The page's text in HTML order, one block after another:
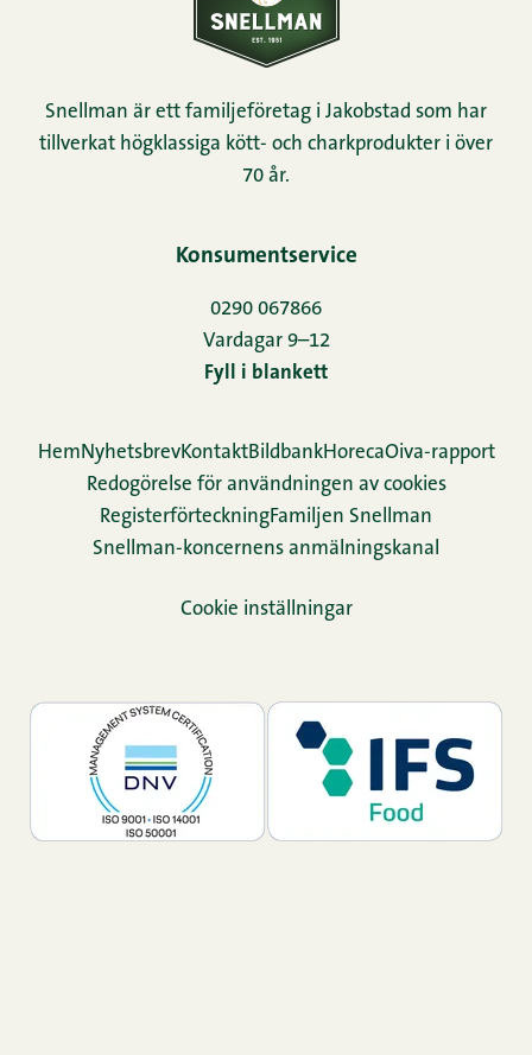
Snellman är ett familjeföretag i Jakobstad som har
tillverkat högklassiga kött- och charkprodukter i över
70 år.
Konsumentservice
0290 067866
Vardagar 9–12
Fyll i blankett
HemNyhetsbrevKontaktBildbankHorecaOiva-rapport
Redogörelse för användningen av cookies
Re­gis­ter­för­teck­ningFamiljen Snellman
Snellman-koncernens anmälningskanal
Cookie inställningar